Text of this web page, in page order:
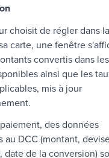
choisit de régler dans la
carte, une fenêtre
convertis dans les
ainsi que les
mis à jour
des données
au DCC (montant,
date de la conversion)